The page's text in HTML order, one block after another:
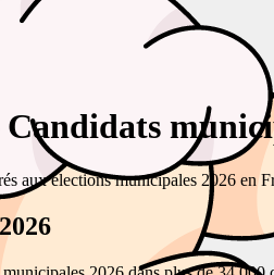
aux élections municipales 2026 en